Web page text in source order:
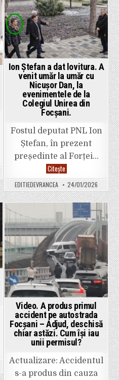
CJ
plătit
cu
5.000
de
euro
brut
lunar,
a
dat
pentru
nu
fost
acord
noua
Posted
in
Ion Ștefan a dat lovitura. A
venit umăr la umăr cu
Nicușor Dan, la
evenimentele de la
Colegiul Unirea din
Focșani.
Fostul deputat PNL Ion
Ștefan, în prezent
președinte al Forței…
CiteșteIon
Ștefan
a
dat
lovitura.
A
venit
umăr
la
umăr
cu
Nicușor
Dan,
la
evenimentele
de
la
Colegiul
Unirea
din
Focșani.
EDITIEDEVRANCEA 24/01/2026
Posted
in
Video. A produs primul
accident pe autostrada
Focșani – Adjud, deschisă
chiar astăzi. Cum își iau
unii permisul?
Actualizare: Accidentul
s-a produs din cauza